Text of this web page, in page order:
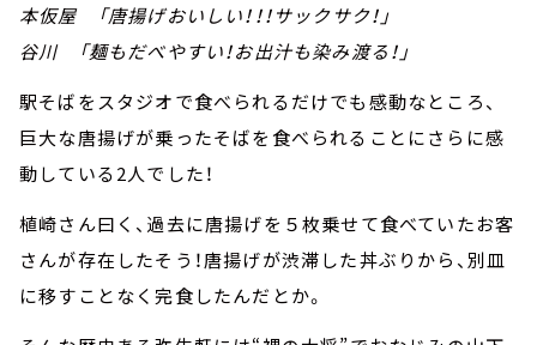
本仮屋 「唐揚げおいしい！！！サックサク！」
谷川 「麺もだべやすい！お出汁も染み渡る！」
駅そばをスタジオで食べられるだけでも感動なところ、
巨大な唐揚げが乗ったそばを食べられることにさらに感
動している2人でした！
植崎さん曰く、過去に唐揚げを５枚乗せて食べていたお客
さんが存在したそう！唐揚げが渋滞した丼ぶりから、別皿
に移すことなく完食したんだとか。